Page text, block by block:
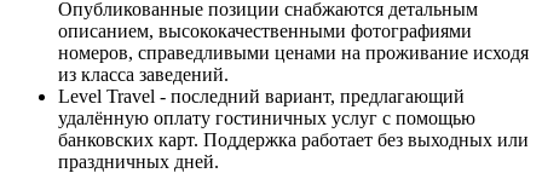
Опубликованные позиции снабжаются детальным
описанием, высококачественными фотографиями
номеров, справедливыми ценами на проживание исходя
из класса заведений.
Level Travel - последний вариант, предлагающий
удалённую оплату гостиничных услуг с помощью
банковских карт. Поддержка работает без выходных или
праздничных дней.